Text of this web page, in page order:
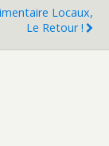
Locaux,
Le Retour !